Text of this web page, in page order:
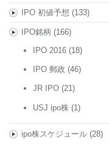
IPO 初値予想 (133)
IPO銘柄 (166)
IPO 2016 (18)
IPO 郵政 (46)
JR IPO (21)
USJ ipo株 (1)
ipo株スケジュール(28)